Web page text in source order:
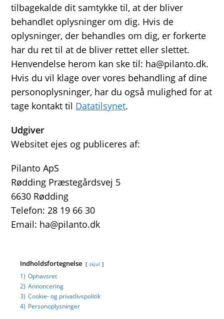
tilbagekalde dit samtykke til, at der bliver
behandlet oplysninger om dig. Hvis de
oplysninger, der behandles om dig, er forkerte
har du ret til at de bliver rettet eller slettet.
Henvendelse herom kan ske til: ha@pilanto.dk.
Hvis du vil klage over vores behandling af dine
personoplysninger, har du også mulighed for at
tage kontakt til Datatilsynet.
Udgiver
Websitet ejes og publiceres af:
Pilanto ApS
Rødding Præstegårdsvej 5
6630 Rødding
Telefon: 28 19 66 30
Email: ha@pilanto.dk
Indholdsfortegnelse skjul
1) Ophavsret
2) Annoncering
3) Cookie- og privatlivspolitik
4) Personoplysninger